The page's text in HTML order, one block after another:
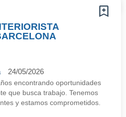
24/05/2026
encontrando oportunidades
que busca trabajo. Tenemos
y estamos comprometidos.